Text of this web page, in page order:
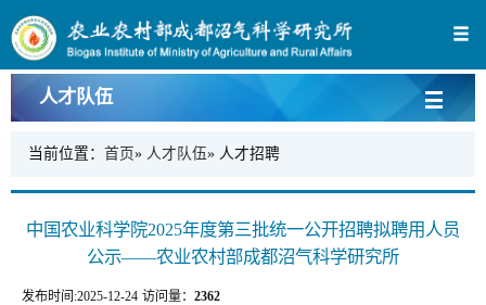
人才队伍
当前位置： 首页» 人才队伍» 人才招聘
中国农业科学院2025年度第三批统一公开招聘拟聘用人员
公示——农业农村部成都沼气科学研究所
发布时间:2025-12-24 访问量：2362